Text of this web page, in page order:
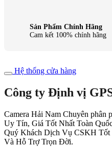
Sản Phẩm Chính Hãng
Cam kết 100% chính hãng
Hệ thống cửa hàng
Công ty Định vị
Camera Hải Nam Chuyên phân
Uy Tín, Giá Tốt Nhất Toàn
Quý Khách Dịch Vụ CSKH Tốt
Và Hỗ Trợ Trọn Đời.